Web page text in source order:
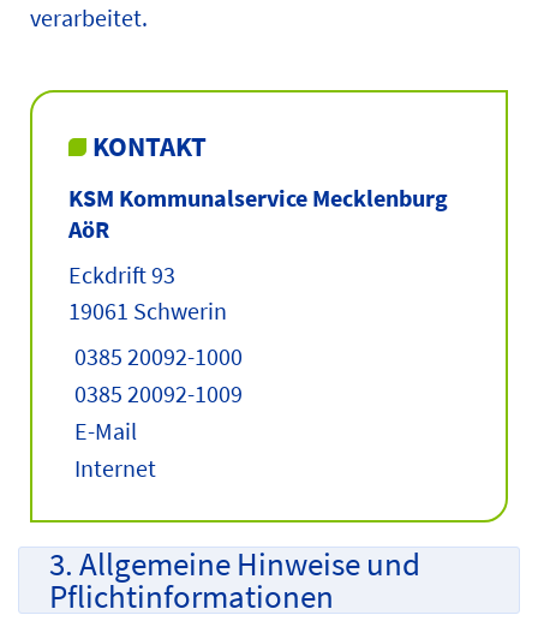
verarbeitet.
KONTAKT
KSM Kommunalservice Mecklenburg
AöR
Eckdrift 93
19061 Schwerin
0385 20092-1000
0385 20092-1009
E-Mail
Internet
3. Allgemeine Hinweise und
Pflicht­informationen